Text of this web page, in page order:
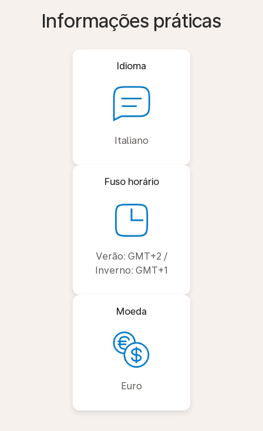
Informações práticas
Idioma
Italiano
Fuso horário
Verão: GMT+2 /
Inverno: GMT+1
Moeda
Euro